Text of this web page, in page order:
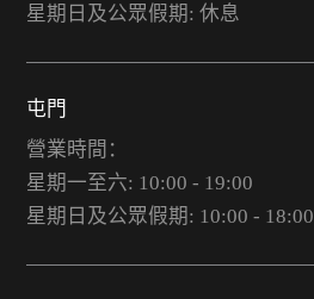
星期日及公眾假期: 休息
屯門
營業時間：
星期一至六: 10:00 - 19:00
星期日及公眾假期: 10:00 - 18:00